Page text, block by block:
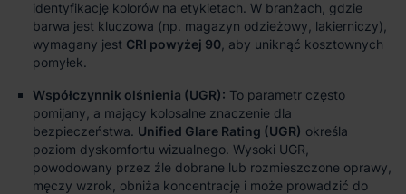
identyfikację kolorów na etykietach. W branżach, gdzie
barwa jest kluczowa (np. magazyn odzieżowy, lakierniczy),
wymagany jest CRI powyżej 90 , aby uniknąć kosztownych
pomyłek.
Współczynnik olśnienia (UGR): To parametr często
pomijany, a mający kolosalne znaczenie dla
bezpieczeństwa. Unified Glare Rating (UGR) określa
poziom dyskomfortu wizualnego. Wysoki UGR,
powodowany przez źle dobrane lub rozmieszczone oprawy,
męczy wzrok, obniża koncentrację i może prowadzić do